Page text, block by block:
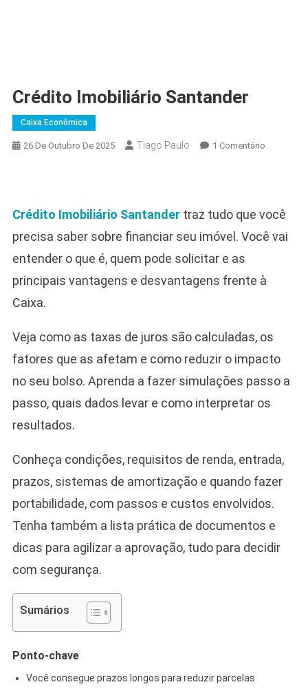
Crédito Imobiliário Santander
Caixa Econômica
26 De Outubro De 2025 Tiago Paulo 1 ComentárioEm
Crédito Imobiliário Santandertraz tudo que você
precisa saber sobre financiar seu imóvel. Você vai
entender o que é, quem pode solicitar e as
principais vantagens e desvantagens frente à
Caixa.
Veja como as taxas de juros são calculadas, os
fatores que as afetam e como reduzir o impacto
no seu bolso. Aprenda a fazer simulações passo a
passo, quais dados levar e como interpretar os
resultados.
Conheça condições, requisitos de renda, entrada,
prazos, sistemas de amortização e quando fazer
portabilidade, com passos e custos envolvidos.
Tenha também a lista prática de documentos e
dicas para agilizar a aprovação, tudo para decidir
com segurança.
Sumários
Ponto-chave
Você consegue prazos longos para reduzir parcelas